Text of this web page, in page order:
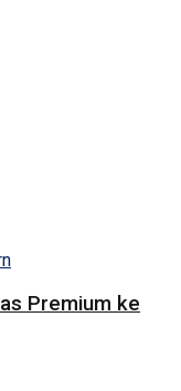
Premium ke